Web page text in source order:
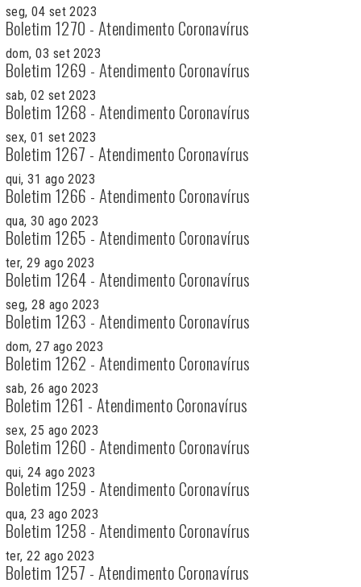
seg, 04 set 2023
Boletim 1270 - Atendimento Coronavírus
dom, 03 set 2023
Boletim 1269 - Atendimento Coronavírus
sab, 02 set 2023
Boletim 1268 - Atendimento Coronavírus
sex, 01 set 2023
Boletim 1267 - Atendimento Coronavírus
qui, 31 ago 2023
Boletim 1266 - Atendimento Coronavírus
qua, 30 ago 2023
Boletim 1265 - Atendimento Coronavírus
ter, 29 ago 2023
Boletim 1264 - Atendimento Coronavírus
seg, 28 ago 2023
Boletim 1263 - Atendimento Coronavírus
dom, 27 ago 2023
Boletim 1262 - Atendimento Coronavírus
sab, 26 ago 2023
Boletim 1261 - Atendimento Coronavírus
sex, 25 ago 2023
Boletim 1260 - Atendimento Coronavírus
qui, 24 ago 2023
Boletim 1259 - Atendimento Coronavírus
qua, 23 ago 2023
Boletim 1258 - Atendimento Coronavírus
ter, 22 ago 2023
Boletim 1257 - Atendimento Coronavírus